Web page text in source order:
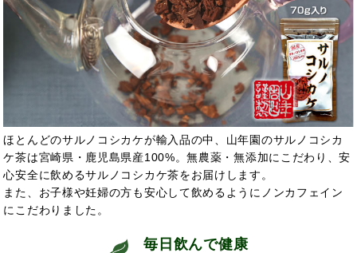
ほとんどのサルノコシカケが輸入品の中、山年園のサルノコシカ
ケ茶は宮崎県・鹿児島県産100%。無農薬・無添加にこだわり、安
心安全に飲めるサルノコシカケ茶をお届けします。
また、お子様や妊婦の方も安心して飲めるようにノンカフェイン
にこだわりました。
毎日飲んで健康